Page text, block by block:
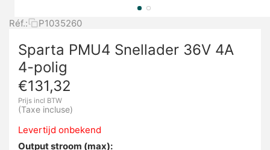
Réf.: P1035260
Sparta PMU4 Snellader 36V 4A
4-polig
€131,32
Prijs incl BTW
(Taxe incluse)
Levertijd onbekend
Output stroom (max):